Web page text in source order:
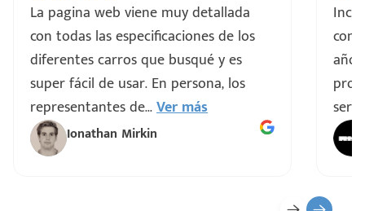
La pagina web viene muy detallada
con todas las especificaciones de los
diferentes carros que busqué y es
super fácil de usar. En persona, los
representantes de...Ver más
Ionathan Mirkin